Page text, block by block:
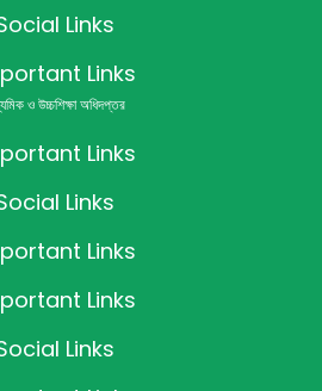
Links
Links
ও উচ্চশিক্ষা অধিদপ্তর
Links
Links
Links
Links
Links